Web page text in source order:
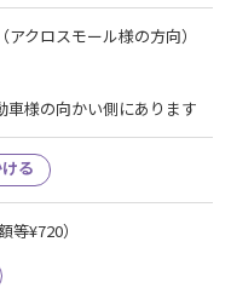
クロスモール様の方向）
様の向かい側にあります
る
等¥720）